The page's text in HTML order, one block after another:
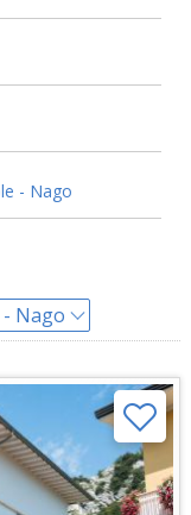
- Nago
Nago